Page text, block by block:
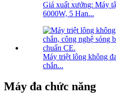
Giá xuất xưởng: Máy
6000W, 5 Han...
Máy triệt lông không
chắn...
Máy đa chức năng